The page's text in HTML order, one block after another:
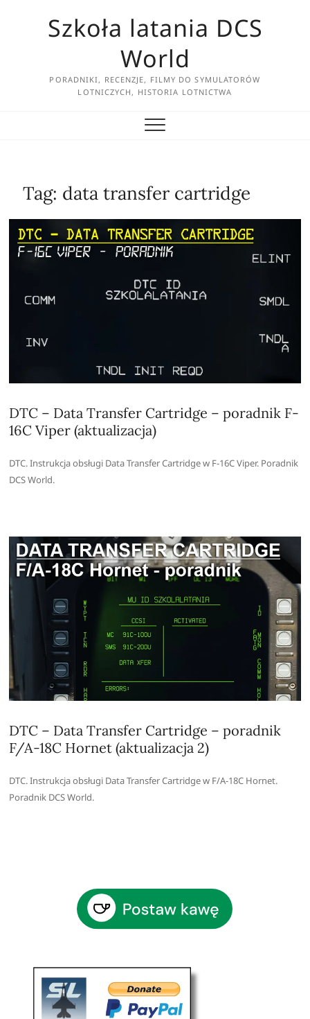
Szkoła latania DCS
World
PORADNIKI, RECENZJE, FILMY DO SYMULATORÓW
LOTNICZYCH, HISTORIA LOTNICTWA
Tag: data transfer cartridge
DTC – Data Transfer Cartridge – poradnik F-
16C Viper (aktualizacja)
DTC. Instrukcja obsługi Data Transfer Cartridge w F-16C Viper. Poradnik
DCS World.
DTC – Data Transfer Cartridge – poradnik
F/A-18C Hornet (aktualizacja 2)
DTC. Instrukcja obsługi Data Transfer Cartridge w F/A-18C Hornet.
Poradnik DCS World.